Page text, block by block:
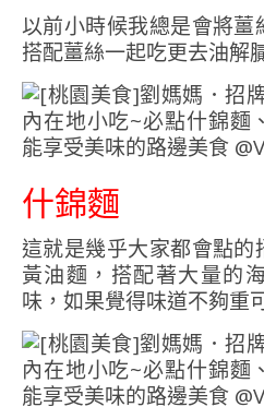
以前小時候我總是會將
搭配薑絲一起吃更去油解
什錦麵
這就是幾乎大家都會點
黃油麵，搭配著大量的
味，如果覺得味道不夠重